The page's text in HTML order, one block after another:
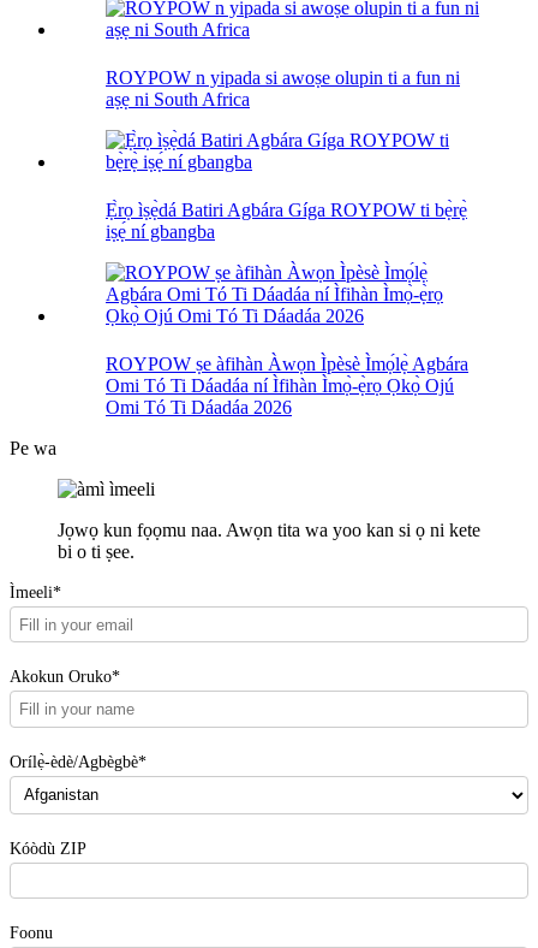
ROYPOW n yipada si awoṣe olupin ti a fun ni
aṣẹ ni South Africa
Ẹ̀rọ ìṣẹ̀dá Batiri Agbára Gíga ROYPOW ti bẹ̀rẹ̀
iṣẹ́ ní gbangba
ROYPOW ṣe àfihàn Àwọn Ìpèsè Ìmọ́lẹ̀ Agbára
Omi Tó Ti Dáadáa ní Ìfihàn Ìmọ̀-ẹ̀rọ Ọkọ̀ Ojú
Omi Tó Ti Dáadáa 2026
Pe wa
Jọwọ kun fọọmu naa. Awọn tita wa yoo kan si ọ ni kete
bi o ti ṣee.
Ìmeeli*
Akokun Oruko*
Orílẹ̀-èdè/Agbègbè*
Kóòdù ZIP
Foonu